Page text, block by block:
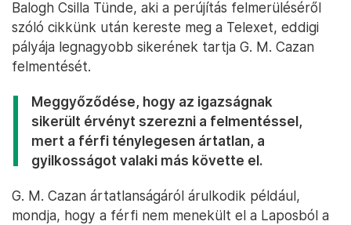
Balogh Csilla Tünde, aki a perújítás felmerüléséről
szóló cikkünk után kereste meg a Telexet, eddigi
pályája legnagyobb sikerének tartja G. M. Cazan
felmentését.
Meggyőződése, hogy az igazságnak
sikerült érvényt szerezni a felmentéssel,
mert a férfi ténylegesen ártatlan, a
gyilkosságot valaki más követte el.
G. M. Cazan ártatlanságáról árulkodik például,
mondja, hogy a férfi nem menekült el a Laposból a